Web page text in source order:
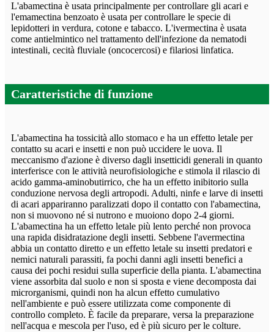
L'abamectina è usata principalmente per controllare gli acari e
l'emamectina benzoato è usata per controllare le specie di
lepidotteri in verdura, cotone e tabacco. L'ivermectina è usata
come antielmintico nel trattamento dell'infezione da nematodi
intestinali, cecità fluviale (oncocercosi) e filariosi linfatica.
Caratteristiche di funzione
L'abamectina ha tossicità allo stomaco e ha un effetto letale per
contatto su acari e insetti e non può uccidere le uova. Il
meccanismo d'azione è diverso dagli insetticidi generali in quanto
interferisce con le attività neurofisiologiche e stimola il rilascio di
acido gamma-aminobutirrico, che ha un effetto inibitorio sulla
conduzione nervosa degli artropodi. Adulti, ninfe e larve di insetti
di acari appariranno paralizzati dopo il contatto con l'abamectina,
non si muovono né si nutrono e muoiono dopo 2-4 giorni.
L'abamectina ha un effetto letale più lento perché non provoca
una rapida disidratazione degli insetti. Sebbene l'avermectina
abbia un contatto diretto e un effetto letale su insetti predatori e
nemici naturali parassiti, fa pochi danni agli insetti benefici a
causa dei pochi residui sulla superficie della pianta. L'abamectina
viene assorbita dal suolo e non si sposta e viene decomposta dai
microrganismi, quindi non ha alcun effetto cumulativo
nell'ambiente e può essere utilizzata come componente di
controllo completo. È facile da preparare, versa la preparazione
nell'acqua e mescola per l'uso, ed è più sicuro per le colture.